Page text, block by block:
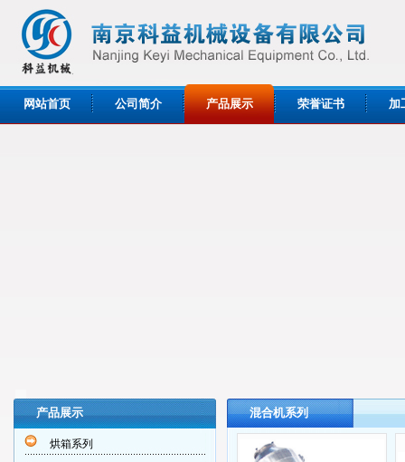
网站首页 公司简介 产品展示 荣誉证书 加
产品展示
烘箱系列
混合机系列